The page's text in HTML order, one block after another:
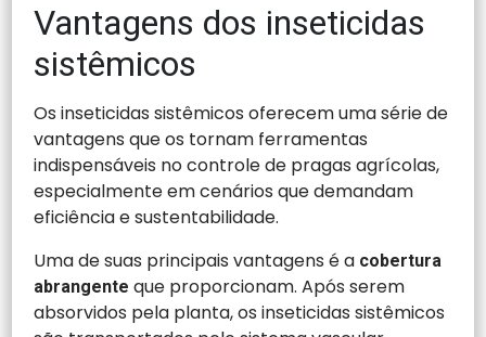
Vantagens dos inseticidas
sistêmicos
Os inseticidas sistêmicos oferecem uma série de
vantagens que os tornam ferramentas
indispensáveis no controle de pragas agrícolas,
especialmente em cenários que demandam
eficiência e sustentabilidade.
Uma de suas principais vantagens é a cobertura
abrangente que proporcionam. Após serem
absorvidos pela planta, os inseticidas sistêmicos